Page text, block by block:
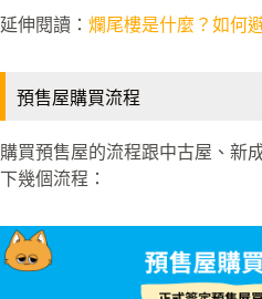
延伸閱讀： 爛尾樓是什麼？如何
預售屋購買流程
購買預售屋的流程跟中古屋、新
下幾個流程：